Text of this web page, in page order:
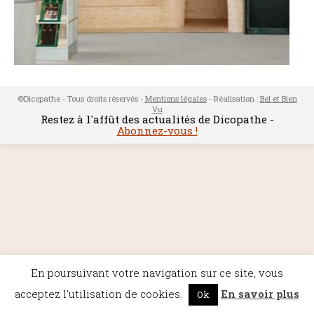
©Dicopathe - Tous droits réservés - Mentions légales- Réalisation : Bel et Bien
Vu
Restez à l'affût des actualités de Dicopathe -
Abonnez-vous !
En poursuivant votre navigation sur ce site, vous
acceptez l'utilisation de cookies.
Ok En savoir plus